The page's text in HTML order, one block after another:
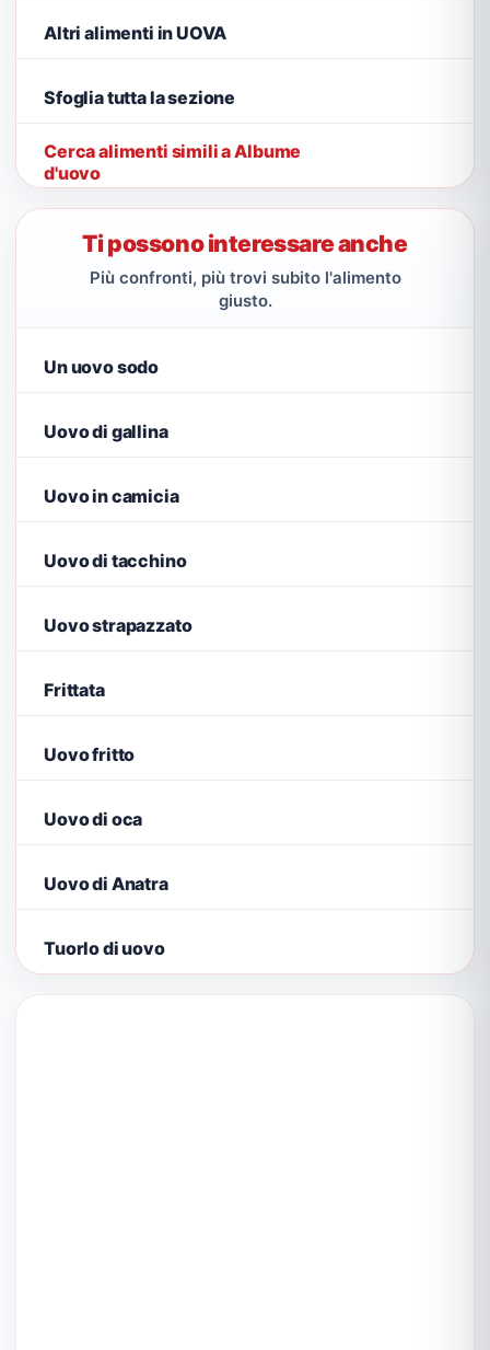
Altri alimenti in UOVA
Sfoglia tutta la sezione
Cerca alimenti simili a Albume
d'uovo
Ti possono interessare anche
Più confronti, più trovi subito l'alimento
giusto.
Un uovo sodo
Uovo di gallina
Uovo in camicia
Uovo di tacchino
Uovo strapazzato
Frittata
Uovo fritto
Uovo di oca
Uovo di Anatra
Tuorlo di uovo